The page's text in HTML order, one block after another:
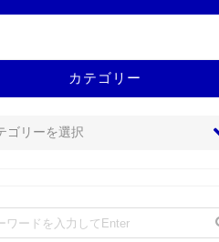
カテゴリー